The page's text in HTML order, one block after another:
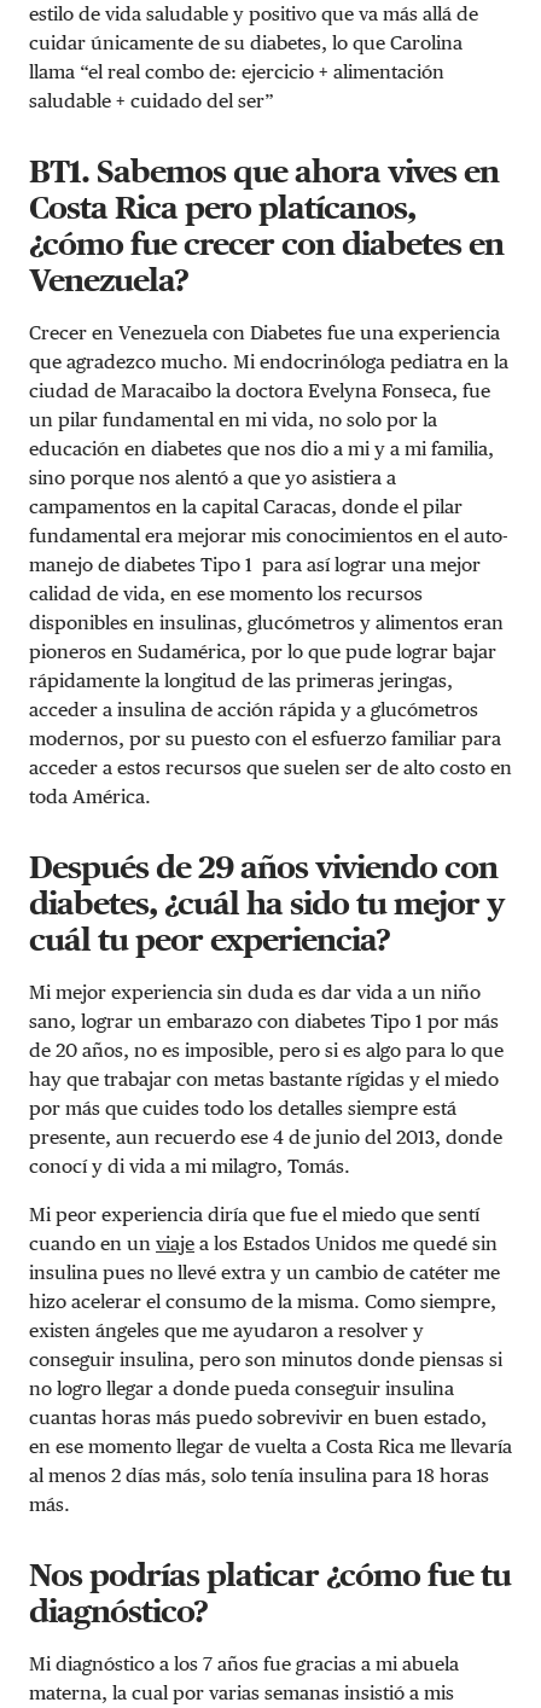
estilo de vida saludable y positivo que va más allá de
cuidar únicamente de su diabetes, lo que Carolina
llama “el real combo de: ejercicio + alimentación
saludable + cuidado del ser”
BT1. Sabemos que ahora vives en
Costa Rica pero platícanos,
¿cómo fue crecer con diabetes en
Venezuela?
Crecer en Venezuela con Diabetes fue una experiencia
que agradezco mucho. Mi endocrinóloga pediatra en la
ciudad de Maracaibo la doctora Evelyna Fonseca, fue
un pilar fundamental en mi vida, no solo por la
educación en diabetes que nos dio a mi y a mi familia,
sino porque nos alentó a que yo asistiera a
campamentos en la capital Caracas, donde el pilar
fundamental era mejorar mis conocimientos en el auto-
manejo de diabetes Tipo 1 para así lograr una mejor
calidad de vida, en ese momento los recursos
disponibles en insulinas, glucómetros y alimentos eran
pioneros en Sudamérica, por lo que pude lograr bajar
rápidamente la longitud de las primeras jeringas,
acceder a insulina de acción rápida y a glucómetros
modernos, por su puesto con el esfuerzo familiar para
acceder a estos recursos que suelen ser de alto costo en
toda América.
Después de 29 años viviendo con
diabetes, ¿cuál ha sido tu mejor y
cuál tu peor experiencia?
Mi mejor experiencia sin duda es dar vida a un niño
sano, lograr un embarazo con diabetes Tipo 1 por más
de 20 años, no es imposible, pero si es algo para lo que
hay que trabajar con metas bastante rígidas y el miedo
por más que cuides todo los detalles siempre está
presente, aun recuerdo ese 4 de junio del 2013, donde
conocí y di vida a mi milagro, Tomás.
Mi peor experiencia diría que fue el miedo que sentí
cuando en un viaje a los Estados Unidos me quedé sin
insulina pues no llevé extra y un cambio de catéter me
hizo acelerar el consumo de la misma. Como siempre,
existen ángeles que me ayudaron a resolver y
conseguir insulina, pero son minutos donde piensas si
no logro llegar a donde pueda conseguir insulina
cuantas horas más puedo sobrevivir en buen estado,
en ese momento llegar de vuelta a Costa Rica me llevaría
al menos 2 días más, solo tenía insulina para 18 horas
más.
Nos podrías platicar ¿cómo fue tu
diagnóstico?
Mi diagnóstico a los 7 años fue gracias a mi abuela
materna, la cual por varias semanas insistió a mis